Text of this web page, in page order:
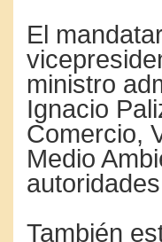
El
ministro
Ignacio
Comercio,
Medio
También